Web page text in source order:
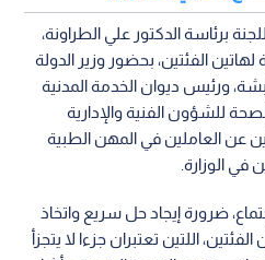
برئاسة الدكتور علي الطراونة،
الفئتين، بحضور وزير الدولة
ورئيس ديوان الخدمة المدنية
للشؤون الفنية والإدارية
عن العاملين في المهن الطبية
في الوزارة.
ضرورة إيجاد حل سريع واتخاذ
اللتين تعتبران جزءا لا يتجزأ